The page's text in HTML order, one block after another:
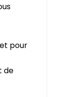
pour
de